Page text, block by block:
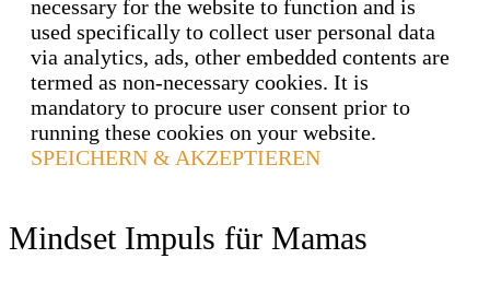
necessary for the website to function and is
used specifically to collect user personal data
via analytics, ads, other embedded contents are
termed as non-necessary cookies. It is
mandatory to procure user consent prior to
running these cookies on your website.
SPEICHERN & AKZEPTIEREN
Mindset Impuls für Mamas